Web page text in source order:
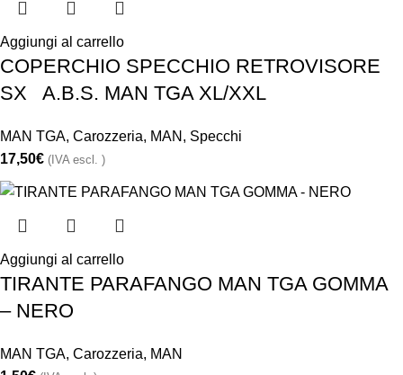
Aggiungi al carrello
COPERCHIO SPECCHIO RETROVISORE
SX A.B.S. MAN TGA XL/XXL
MAN TGA, Carozzeria, MAN , Specchi
17,50€ (IVA escl. )
Aggiungi al carrello
TIRANTE PARAFANGO MAN TGA GOMMA
– NERO
MAN TGA, Carozzeria, MAN